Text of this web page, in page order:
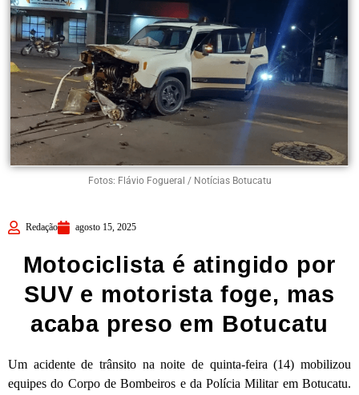
Fotos: Flávio Fogueral / Notícias Botucatu
Redação agosto 15, 2025
Motociclista é atingido por
SUV e motorista foge, mas
acaba preso em Botucatu
Um acidente de trânsito na noite de quinta-feira (14) mobilizou
equipes do Corpo de Bombeiros e da Polícia Militar em Botucatu.